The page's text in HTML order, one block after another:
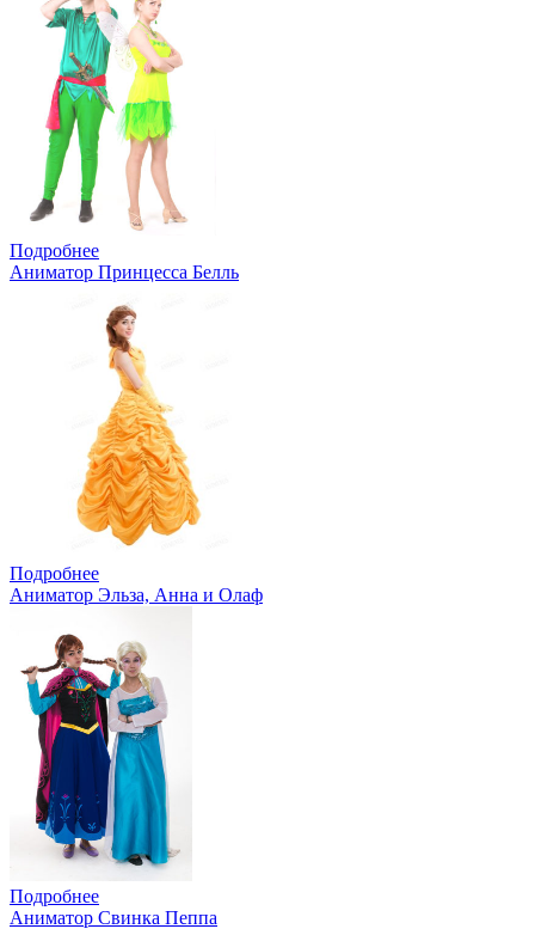
Подробнее
Аниматор Принцесса Белль
Подробнее
Аниматор Эльза, Анна и Олаф
Подробнее
Аниматор Свинка Пеппа